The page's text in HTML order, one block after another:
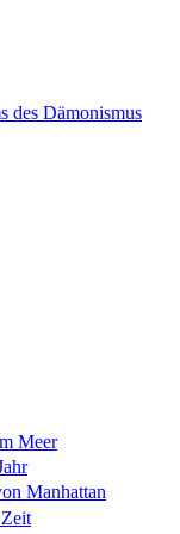
des Dämonismus
Meer
Manhattan